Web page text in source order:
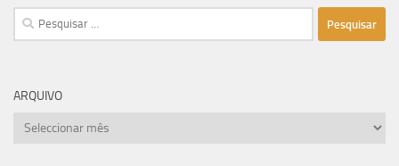
Pesquisar
por:
ARQUIVO
arquivo